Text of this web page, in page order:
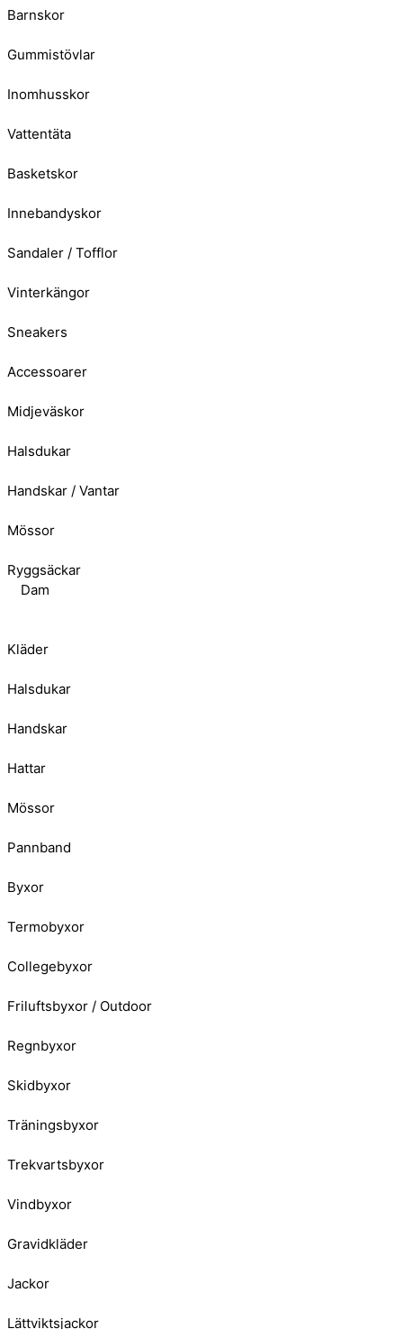
Barnskor
Gummistövlar
Inomhusskor
Vattentäta
Basketskor
Innebandyskor
Sandaler / Tofflor
Vinterkängor
Sneakers
Accessoarer
Midjeväskor
Halsdukar
Handskar / Vantar
Mössor
Ryggsäckar
Dam
Kläder
Halsdukar
Handskar
Hattar
Mössor
Pannband
Byxor
Termobyxor
Collegebyxor
Friluftsbyxor / Outdoor
Regnbyxor
Skidbyxor
Träningsbyxor
Trekvartsbyxor
Vindbyxor
Gravidkläder
Jackor
Lättviktsjackor